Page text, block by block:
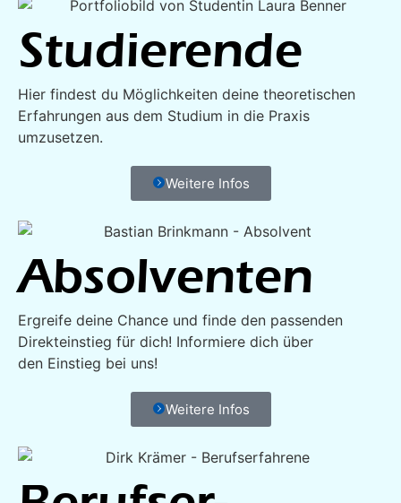
Studieren­de
Hier findest du Möglichkeiten deine theoretischen
Erfahrungen aus dem Studium in die Praxis
umzusetzen.
Weitere Infos
Absol­venten
Ergreife deine Chance und finde den passenden
Direkteinstieg für dich! Informiere dich über
den Einstieg bei uns!
Weitere Infos